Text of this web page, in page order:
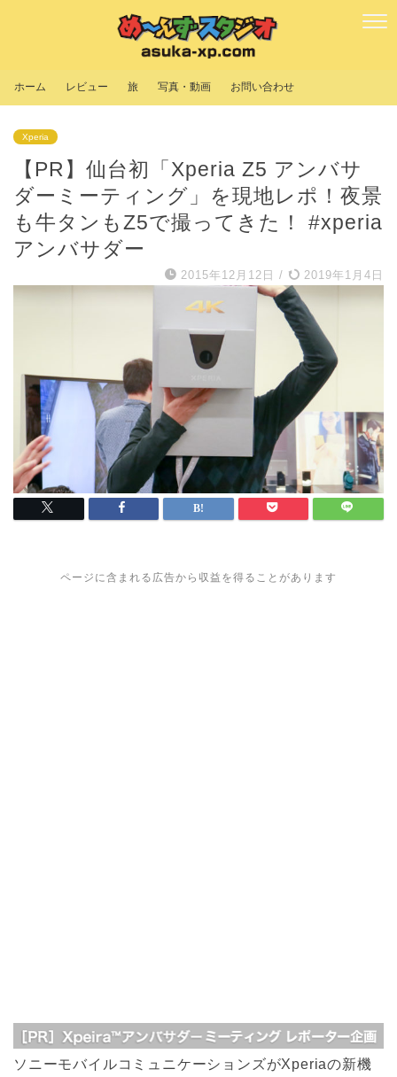
ホーム レビュー 旅 写真・動画 お問い合わせ
Xperia
【PR】仙台初「Xperia Z5 アンバサ
ダーミーティング」を現地レポ！夜景
も牛タンもZ5で撮ってきた！ #xperia
アンバサダー
2015年12月12日 / 2019年1月4日
ページに含まれる広告から収益を得ることがあります
ソニーモバイルコミュニケーションズがXperiaの新機